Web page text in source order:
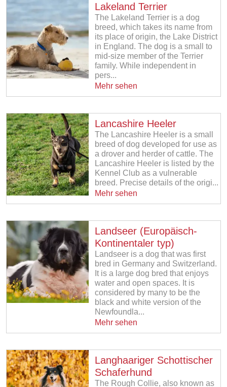
Lakeland Terrier
The Lakeland Terrier is a dog
breed, which takes its name from
its place of origin, the Lake District
in England. The dog is a small to
mid-size member of the Terrier
family. While independent in
pers...
Mehr sehen
Lancashire Heeler
The Lancashire Heeler is a small
breed of dog developed for use as
a drover and herder of cattle. The
Lancashire Heeler is listed by the
Kennel Club as a vulnerable
breed. Precise details of the origi...
Mehr sehen
Landseer (Europäisch-
Kontinentaler typ)
Landseer is a dog that was first
bred in Germany and Switzerland.
It is a large dog bred that enjoys
water and open spaces. It is
considered by many to be the
black and white version of the
Newfoundla...
Mehr sehen
Langhaariger Schottischer
Schaferhund
The Rough Collie, also known as